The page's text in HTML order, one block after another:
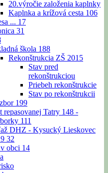
20.výročie založenia kaplnky
Kaplnka a krížová cesta 106
... 17
31
škola 188
Rekonštrukcia ZŠ 2015
Stav pred
rekonštrukciou
Priebeh rekonštrukcie
Stav po rekonštrukcii
199
repasovanej Tatry 148 -
111
DHZ - Kysucký Lieskovec
32
obci 14